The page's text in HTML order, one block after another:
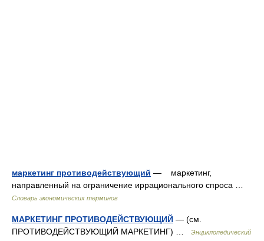
маркетинг противодействующий — маркетинг,
направленный на ограничение иррационального спроса …
Словарь экономических терминов
МАРКЕТИНГ ПРОТИВОДЕЙСТВУЮЩИЙ — (см.
ПРОТИВОДЕЙСТВУЮЩИЙ МАРКЕТИНГ) …
Энциклопедический